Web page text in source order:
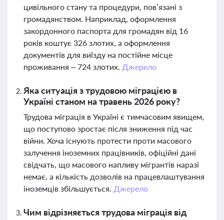
цивільного стану та процедури, пов’язані з
громадянством. Наприклад, оформлення
закордонного паспорта для громадян від 16
років коштує 326 злотих, а оформлення
документів для виїзду на постійне місце
проживання – 724 злотих. Джерело
Яка ситуація з трудовою міграцією в
Україні станом на травень 2026 року?
Трудова міграція в Україні є тимчасовим явищем,
що поступово зростає після зниження під час
війни. Хоча існують протести проти масового
залучення іноземних працівників, офіційні дані
свідчать, що масового напливу мігрантів наразі
немає, а кількість дозволів на працевлаштування
іноземців збільшується. Джерело
Чим відрізняється трудова міграція від